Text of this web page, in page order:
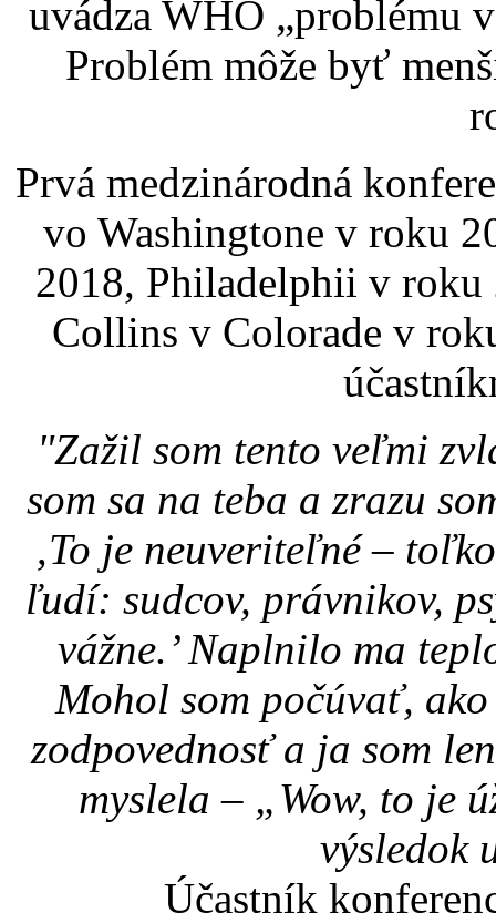
uvádza WHO „problému
Problém môže byť
Prvá medzinárodná
vo Washingtone v roku
2018, Philadelphii v
Collins v Colorade v
"Zažil som tento veľmi
som sa na teba a zrazu
‚To je neuveriteľné –
ľudí: sudcov, právnikov,
vážne.’ Naplnilo ma
Mohol som počúvať,
zodpovednosť a ja som
myslela – „Wow, to je
výsledok
Účastník